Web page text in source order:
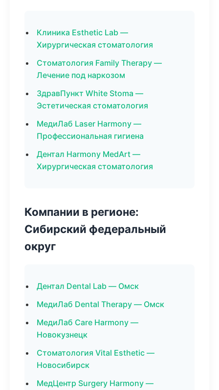
Клиника Esthetic Lab —
Хирургическая стоматология
Стоматология Family Therapy —
Лечение под наркозом
ЗдравПункт White Stoma —
Эстетическая стоматология
МедиЛаб Laser Harmony —
Профессиональная гигиена
Дентал Harmony MedArt —
Хирургическая стоматология
Компании в регионе:
Сибирский федеральный
округ
Дентал Dental Lab — Омск
МедиЛаб Dental Therapy — Омск
МедиЛаб Care Harmony —
Новокузнецк
Стоматология Vital Esthetic —
Новосибирск
МедЦентр Surgery Harmony —